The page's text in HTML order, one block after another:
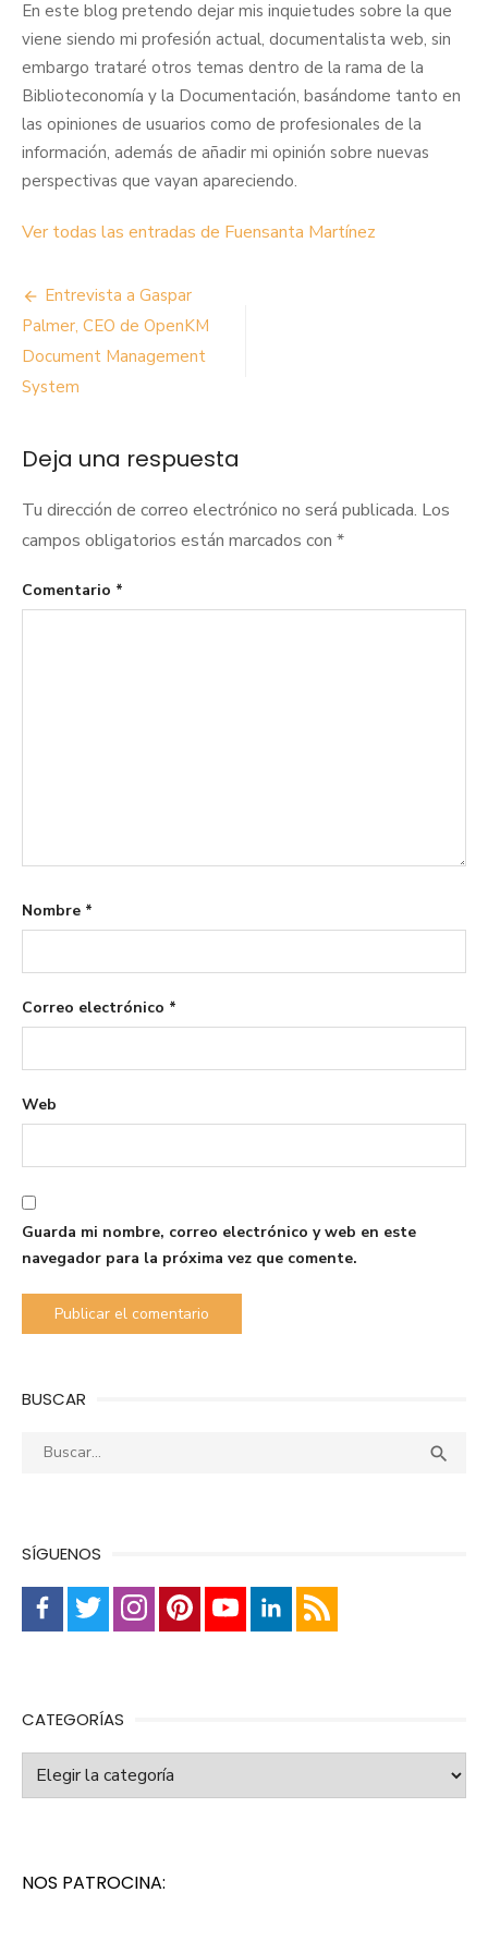
En este blog pretendo dejar mis inquietudes sobre la que
viene siendo mi profesión actual, documentalista web, sin
embargo trataré otros temas dentro de la rama de la
Biblioteconomía y la Documentación, basándome tanto en
las opiniones de usuarios como de profesionales de la
información, además de añadir mi opinión sobre nuevas
perspectivas que vayan apareciendo.
Ver todas las entradas de Fuensanta Martínez
Navegación
de
entradas
Entrevista a Gaspar
Palmer, CEO de OpenKM
Document Management
System
Deja una respuesta
Tu dirección de correo electrónico no será publicada. Los
campos obligatorios están marcados con *
Comentario *
Nombre *
Correo electrónico *
Web
Guarda mi nombre, correo electrónico y web en este
navegador para la próxima vez que comente.
BUSCAR
Buscar: 
SÍGUENOS
CATEGORÍAS
Categorías
NOS PATROCINA: